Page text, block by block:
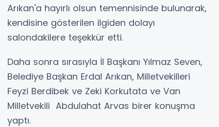
Arıkan'a hayırlı olsun temennisinde bulunarak,
kendisine gösterilen ilgiden dolayı
salondakilere teşekkür etti.
Daha sonra sırasıyla İl Başkanı Yılmaz Seven,
Belediye Başkan Erdal Arıkan, Milletvekilleri
Feyzi Berdibek ve Zeki Korkutata ve Van
Milletvekili Abdulahat Arvas birer konuşma
yaptı.